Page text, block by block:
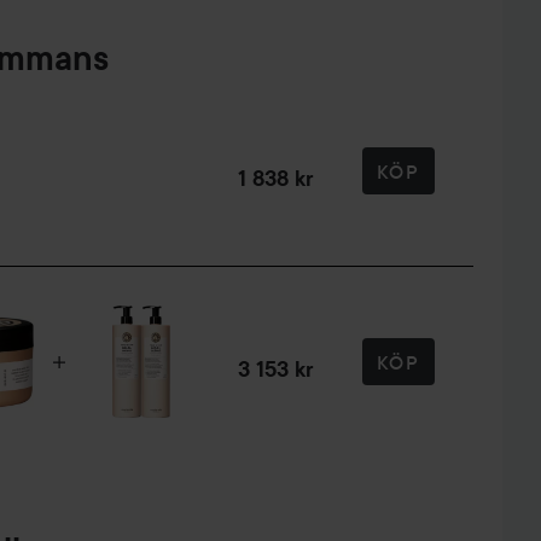
förebygger mjäll och andra hårbottenproblem,
hårtillväxten.
1 838 kr KÖP
3 153 kr KÖP